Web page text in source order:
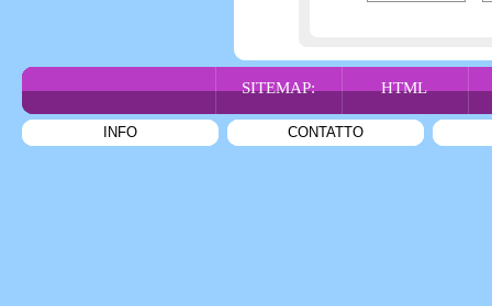
SITEMAP: HTML
INFO CONTATTO